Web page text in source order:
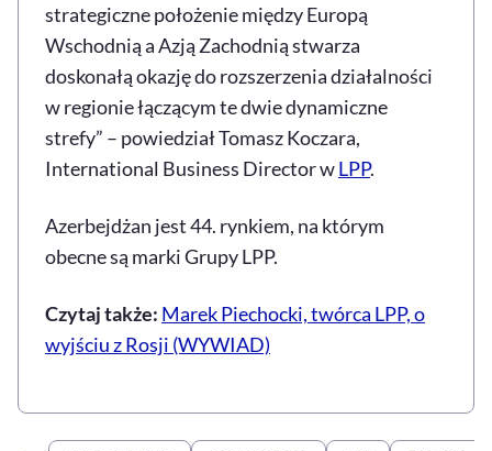
strategiczne położenie między Europą
Wschodnią a Azją Zachodnią stwarza
doskonałą okazję do rozszerzenia działalności
w regionie łączącym te dwie dynamiczne
strefy” – powiedział Tomasz Koczara,
International Business Director wLPP.
Azerbejdżan jest 44. rynkiem, na którym
obecne są marki Grupy LPP.
Czytaj także: Marek Piechocki, twórca LPP, o
wyjściu z Rosji (WYWIAD)